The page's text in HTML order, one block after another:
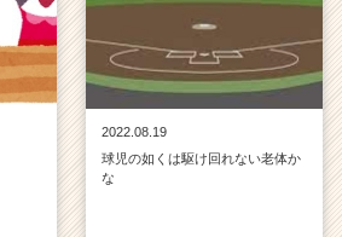
2022.08.19
球児の如くは駆け回れない老体か
な